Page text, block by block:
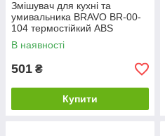
Змішувач для кухні та
умивальника BRAVO BR-00-
104 термостійкий ABS
пластик
В наявності
501 ₴
Купити